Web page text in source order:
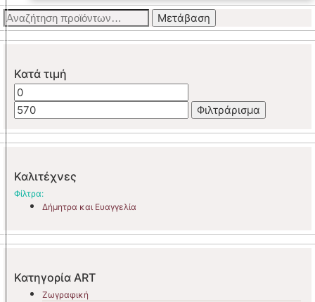
Αναζήτηση
για:
Μετάβαση
Κατά τιμή
Ελάχιστη
τιμή
τιμή
Φιλτράρισμα
Καλιτέχνες
Φίλτρα:
Δήμητρα και Ευαγγελία
Κατηγορία ART
Ζωγραφική